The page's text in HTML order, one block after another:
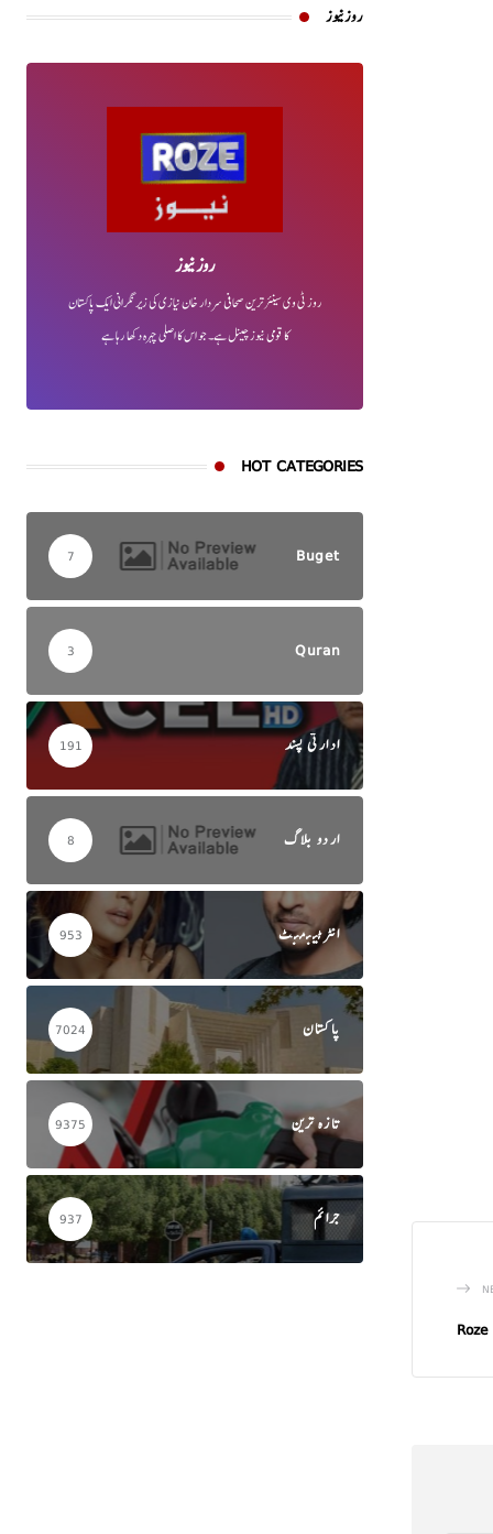
روز نیوز
روز نیوز
روز ٹی وی سینئر ترین صحافی سردار خان نیازی کی زیر نگرانی ایک پاکستان
کا قومی نیوز چینل ہے۔ جو اس کا اصلی چہرہ دکھا رہا ہے
HOT CATEGORIES
Buget
7
Quran
3
ادارتی پسند 191
اردو بلاگ 8
انٹرٹینمنٹ 953
پاکستان 7024
تازہ ترین 9375
جرائم 937